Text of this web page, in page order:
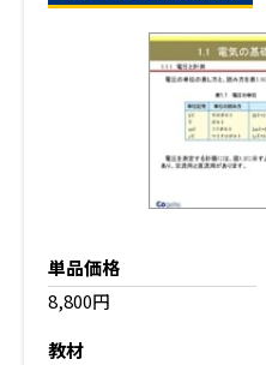
単品価格
8,800円
教材